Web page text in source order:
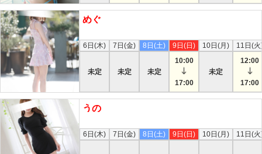
めぐ
6日(木)
未定
7日(金)
未定
8日(土)
未定
9日(日)
10:00
17:00
10日(月)
未定
11日(
12:00
17:00
うの
6日(木) 7日(金) 8日(土) 9日(日) 10日(月) 11日(